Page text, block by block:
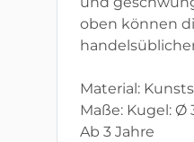
oben können
Material:
Maße: Kugel: Ø
Ab 3 Jahre